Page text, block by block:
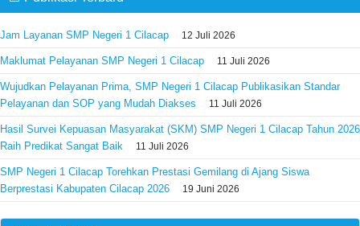
Jam Layanan SMP Negeri 1 Cilacap 12 Juli 2026
Maklumat Pelayanan SMP Negeri 1 Cilacap 11 Juli 2026
Wujudkan Pelayanan Prima, SMP Negeri 1 Cilacap Publikasikan Standar
Pelayanan dan SOP yang Mudah Diakses
11 Juli 2026
Hasil Survei Kepuasan Masyarakat (SKM) SMP Negeri 1 Cilacap Tahun 2026
Raih Predikat Sangat Baik
11 Juli 2026
SMP Negeri 1 Cilacap Torehkan Prestasi Gemilang di Ajang Siswa
Berprestasi Kabupaten Cilacap 2026
19 Juni 2026